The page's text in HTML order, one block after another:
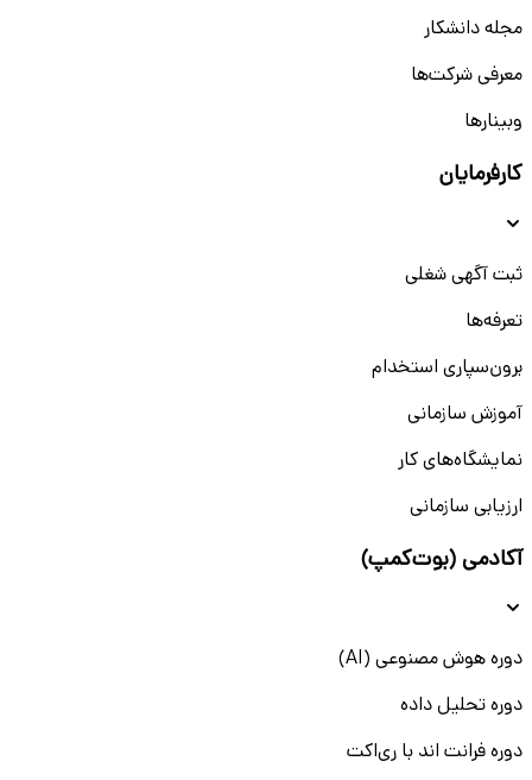
مجله دانشکار
معرفی شرکت‌ها
وبینار‌‌ها
کارفرمایان
ثبت آگهی شغلی
تعرفه‌ها
برون‌سپاری استخدام
آموزش سازمانی
نمایشگاه‌های کار
ارزیابی سازمانی
آکادمی (بوت‌کمپ)
دوره هوش مصنوعی (AI)
دوره تحلیل داده
دوره فرانت اند با ری‌اکت